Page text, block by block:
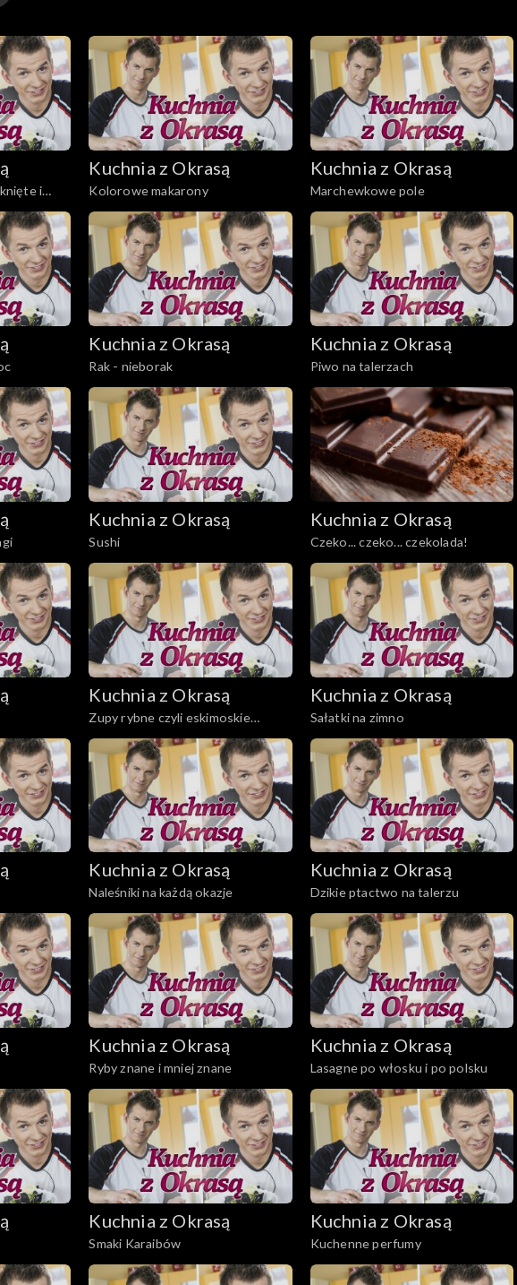
smaczna. Schlebia typowo polskim gustom smakowym.
i
Kuchnia z Okrasą
Kolorowe makarony
Kuchnia z Okrasą
Marchewkowe pole
Kuchnia z Okrasą
Rak - nieborak
Kuchnia z Okrasą
Piwo na talerzach
Kuchnia z Okrasą
Sushi
Kuchnia z Okrasą
Czeko... czeko... czekolada!
Kuchnia z Okrasą
Zupy rybne czyli eskimoskie
przysmaki
Kuchnia z Okrasą
Sałatki na zimno
Kuchnia z Okrasą
Naleśniki na każdą okazje
Kuchnia z Okrasą
Dzikie ptactwo na talerzu
Kuchnia z Okrasą
Ryby znane i mniej znane
Kuchnia z Okrasą
Lasagne po włosku i po polsku
Kuchnia z Okrasą
Smaki Karaibów
Kuchnia z Okrasą
Kuchenne perfumy